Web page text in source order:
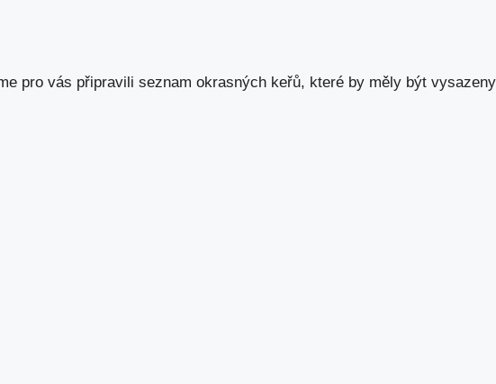
pro vás připravili seznam okrasných keřů, které by měly být